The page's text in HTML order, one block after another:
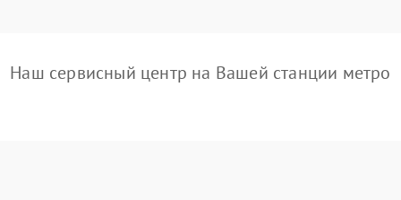
Наш сервисный центр на Вашей станции метро